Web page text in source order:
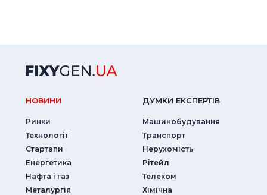
НОВИНИ
Ринки
Технології
Стартапи
Енергетика
Нафта і газ
Металургія
ДУМКИ ЕКСПЕРТIВ
Машинобудування
Транспорт
Нерухомість
Рітейл
Телеком
Хімічна